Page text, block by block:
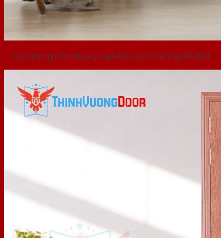
Cửa phòng tắm nhựa giả gỗ Đài Loan Cao Cấp 04-804